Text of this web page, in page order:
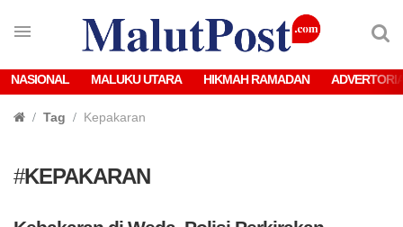
NASIONAL MALUKU UTARA HIKMAH RAMADAN
Tag Kepakaran
#KEPAKARAN